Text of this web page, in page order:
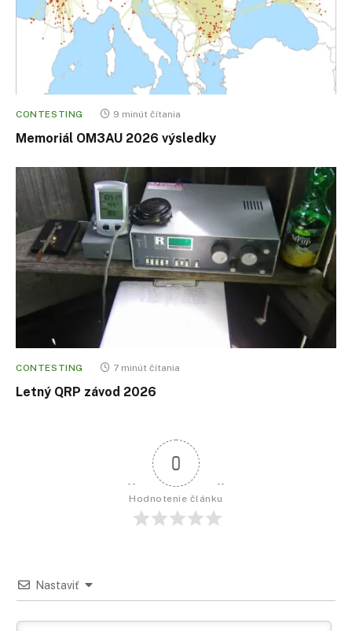
CONTESTING 9 minút čítania
Memoriál OM3AU 2026 výsledky
CONTESTING 7 minút čítania
Letný QRP závod 2026
0
Hodnotenie článku
Nastaviť